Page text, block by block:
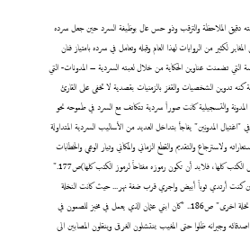
دقيق الملاحظة والترقب وذو حس عال بوظيفة السرد حين جعل سرده
لكثير من الروايات لهذا العام وقبله وتعامل في سرده بامتياز فنان
التي تضمنت عناوين الحكاية من خلال لعبته السردية – المدونات- التي
كنه تدوين الشخصيات والقفز بالزمنيات بقصدية لا تخفى على القارئ
والتسجيلية كانت صوراً سردية تتكاتف مع السرد في طموحه نحو
"اغتيال المدونين" يفاجأ بتداخل العديد من الأساليب السردية المتداولة
ولاسترجاع والتقديم والقطع الزماني والمكاني وتيار الوعي والخطابات
(ولكون كتاب المحو هو فهرس من فهارس الكتب كلها، فلابد أن تكون رموزه مفتاحاً لرموز الكتب كلها)ص177."
كنت أرتدي ثوباً أبيض واجري قرب ضفة نهر... حيث كانت النخلة
المنبطحة وقد تفرع من منتصف جذعها نخلة اخرى" ص186.. "كان ابني عثمان الذي يعمل في مخبز للصمون في
وجيرانه ظلوا حتى المغيب ينتشلون الغرقى وينقلون المصابين الى